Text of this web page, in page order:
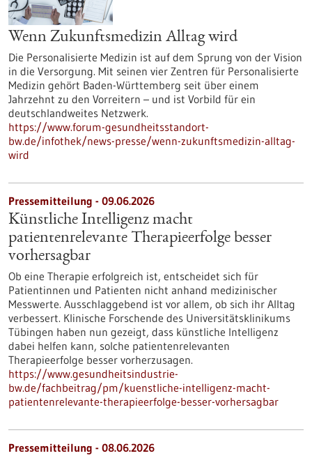
Wenn Zukunftsmedizin Alltag wird
Die Personalisierte Medizin ist auf dem Sprung von der Vision
in die Versorgung. Mit seinen vier Zentren für Personalisierte
Medizin gehört Baden-Württemberg seit über einem
Jahrzehnt zu den Vorreitern – und ist Vorbild für ein
deutschlandweites Netzwerk.
https://www.forum-gesundheitsstandort-
bw.de/infothek/news-presse/wenn-zukunftsmedizin-alltag-
wird
Pressemitteilung - 09.06.2026
Künstliche Intelligenz macht
patientenrelevante Therapieerfolge besser
vorhersagbar
Ob eine Therapie erfolgreich ist, entscheidet sich für
Patientinnen und Patienten nicht anhand medizinischer
Messwerte. Ausschlaggebend ist vor allem, ob sich ihr Alltag
verbessert. Klinische Forschende des Universitätsklinikums
Tübingen haben nun gezeigt, dass künstliche Intelligenz
dabei helfen kann, solche patientenrelevanten
Therapieerfolge besser vorherzusagen.
https://www.gesundheitsindustrie-
bw.de/fachbeitrag/pm/kuenstliche-intelligenz-macht-
patientenrelevante-therapieerfolge-besser-vorhersagbar
Pressemitteilung - 08.06.2026